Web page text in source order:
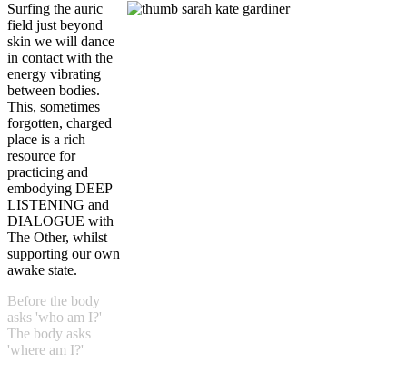
Surfing the auric
field just beyond
skin we will dance
in contact with the
energy vibrating
between bodies.
This, sometimes
forgotten, charged
place is a rich
resource for
practicing and
embodying DEEP
LISTENING and
DIALOGUE with
The Other, whilst
supporting our own
awake state.
Before the body
asks 'who am I?'
The body asks
'where am I?'